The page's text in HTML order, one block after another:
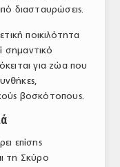
διασταυρώσεις.
ποικιλότητα
σημαντικό
για ζώα που
βοσκότοπους.
επίσης
τη Σκύρο